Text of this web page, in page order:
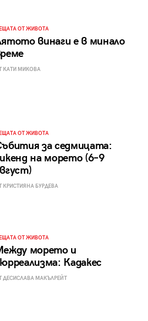
ОТ ЖИВОТА
винаги е в минало
КАТИ МИКОВА
ОТ ЖИВОТА
за седмицата:
на морето (6–9
КРИСТИЯНА БУРДЕВА
ОТ ЖИВОТА
морето и
Кадакес
ДЕСИСЛАВА МАКЪЛРЕЙТ